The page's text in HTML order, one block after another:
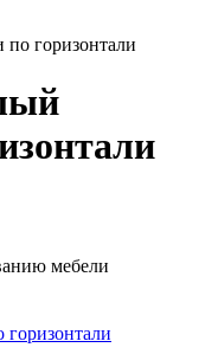
горизонтали
мебели